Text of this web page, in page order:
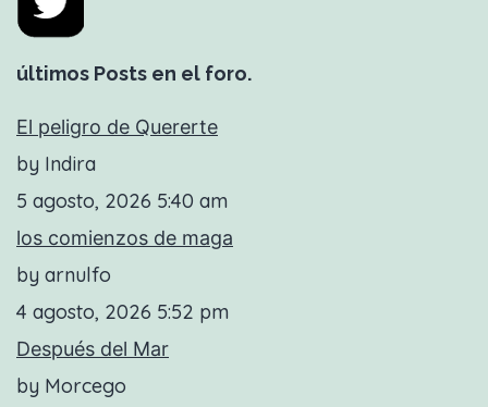
últimos Posts en el foro.
El peligro de Quererte
by Indira
5 agosto, 2026 5:40 am
los comienzos de maga
by arnulfo
4 agosto, 2026 5:52 pm
Después del Mar
by Morcego